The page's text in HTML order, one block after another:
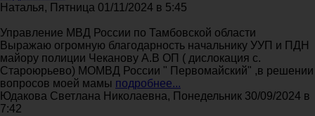
Наталья, Пятница 01/11/2024 в 5:45
Управление МВД России по Тамбовской области
Выражаю огромную благодарность начальнику УУП и ПДН
майору полиции Чеканову А.В ОП ( дислокация с.
Староюрьево) МОМВД России " Первомайский" ,в решении
вопросов моей мамы подробнее...
Юдакова Светлана Николаевна, Понедельник 30/09/2024 в
7:42